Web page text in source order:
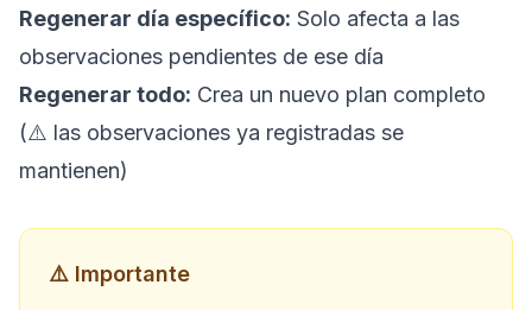
Regenerar día específico: Solo afecta a las
observaciones pendientes de ese día
Regenerar todo: Crea un nuevo plan completo
(⚠️ las observaciones ya registradas se
mantienen)
⚠️ Importante